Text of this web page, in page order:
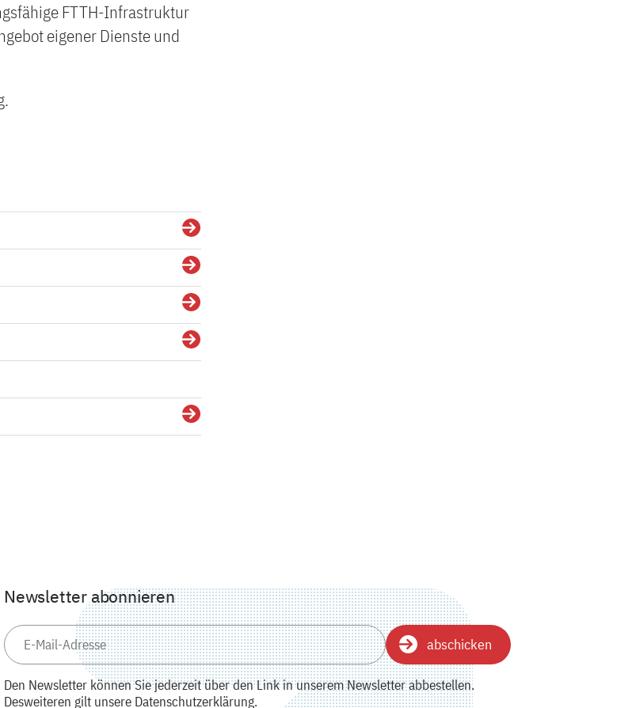
FTTH-Infrastruktur
eigener Dienste und
Details
Details
Details
Details
Details
Newsletter abonnieren
abschicken
Den Newsletter können Sie jederzeit über den Link in unserem Newsletter abbestellen.
Desweiteren gilt unsere Datenschutzerklärung.